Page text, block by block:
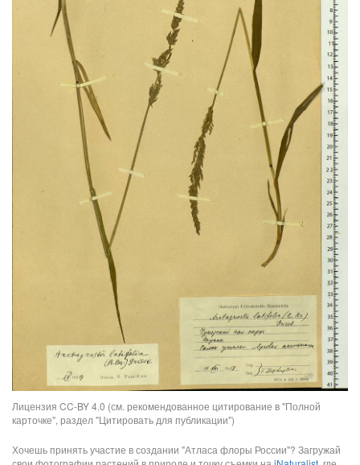
Лицензия CC-BY 4.0 (см. рекомендованное цитирование в "Полной
карточке", раздел "Цитировать для публикации")
Хочешь принять участие в создании "Атласа флоры России"? Загружай